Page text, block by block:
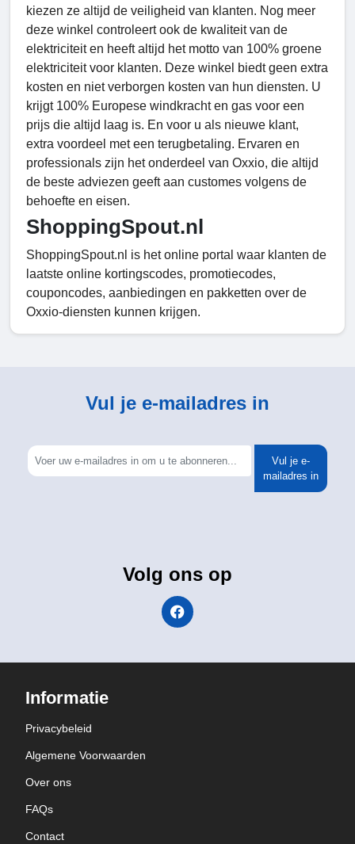
kiezen ze altijd de veiligheid van klanten. Nog meer
deze winkel controleert ook de kwaliteit van de
elektriciteit en heeft altijd het motto van 100% groene
elektriciteit voor klanten. Deze winkel biedt geen extra
kosten en niet verborgen kosten van hun diensten. U
krijgt 100% Europese windkracht en gas voor een
prijs die altijd laag is. En voor u als nieuwe klant,
extra voordeel met een terugbetaling. Ervaren en
professionals zijn het onderdeel van Oxxio, die altijd
de beste adviezen geeft aan customes volgens de
behoefte en eisen.
ShoppingSpout.nl
ShoppingSpout.nl is het online portal waar klanten de
laatste online kortingscodes, promotiecodes,
couponcodes, aanbiedingen en pakketten over de
Oxxio-diensten kunnen krijgen.
Vul je e-mailadres in
Vul je e-
mailadres in
Volg ons op
Informatie
Privacybeleid
Algemene Voorwaarden
Over ons
FAQs
Contact